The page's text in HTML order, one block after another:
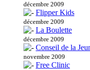
décembre 2009
Flipper Kids
décembre 2009
La Boulette
décembre 2009
Conseil de la
novembre 2009
Free Clinic